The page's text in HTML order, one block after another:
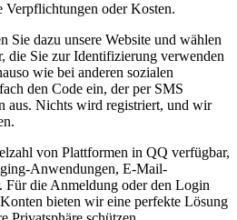
Verpflichtungen oder Kosten.
Sie dazu unsere Website und wählen
die Sie zur Identifizierung verwenden
wie bei anderen sozialen
den Code ein, der per SMS
aus. Nichts wird registriert, und wir
von Plattformen in QQ verfügbar,
Anwendungen, E-Mail-
Für die Anmeldung oder den Login
bieten wir eine perfekte Lösung